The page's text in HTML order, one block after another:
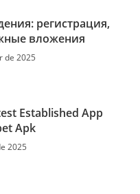
регистрация,
вложения
de 2025
Established App
Apk
2025